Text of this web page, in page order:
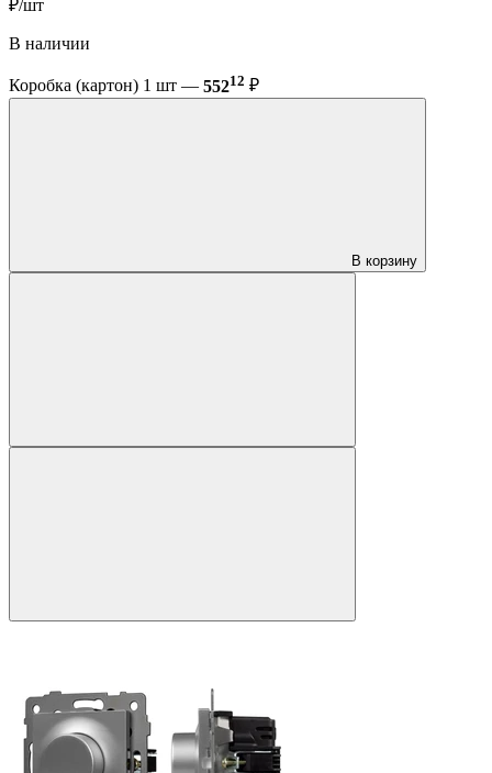
₽/шт
В наличии
Коробка (картон) 1 шт — 55212 ₽
В корзину